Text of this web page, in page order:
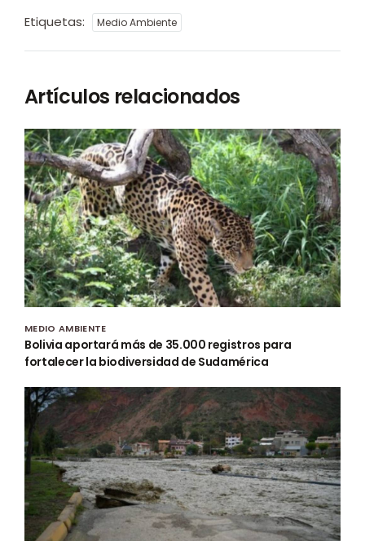
Etiquetas: Medio Ambiente
Artículos relacionados
MEDIO AMBIENTE
Bolivia aportará más de 35.000 registros para
fortalecer la biodiversidad de Sudamérica